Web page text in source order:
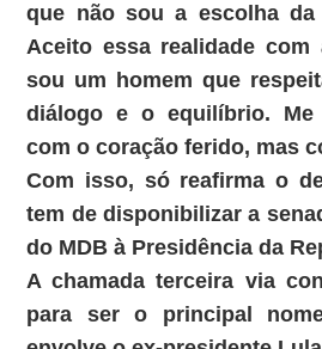
que não sou a escolha da
Aceito essa realidade com
sou um homem que
diálogo e o equilíbrio.
com o coração ferido, mas
Com isso, só reafirma o
tem de disponibilizar a
do MDB à Presidência da
A chamada terceira via
para ser o principal